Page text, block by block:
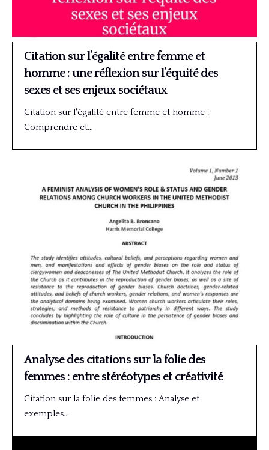
Citation sur l’égalité entre femme et
homme : une réflexion sur l’équité des
sexes et ses enjeux sociétaux
Citation sur l'égalité entre femme et homme :
Comprendre et…
Analyse des citations sur la folie des
femmes : entre stéréotypes et créativité
Citation sur la folie des femmes : Analyse et
exemples…